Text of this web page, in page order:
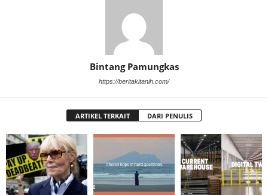
Bintang Pamungkas
https://beritakitanih.com/
ARTIKEL TERKAIT DARI PENULIS